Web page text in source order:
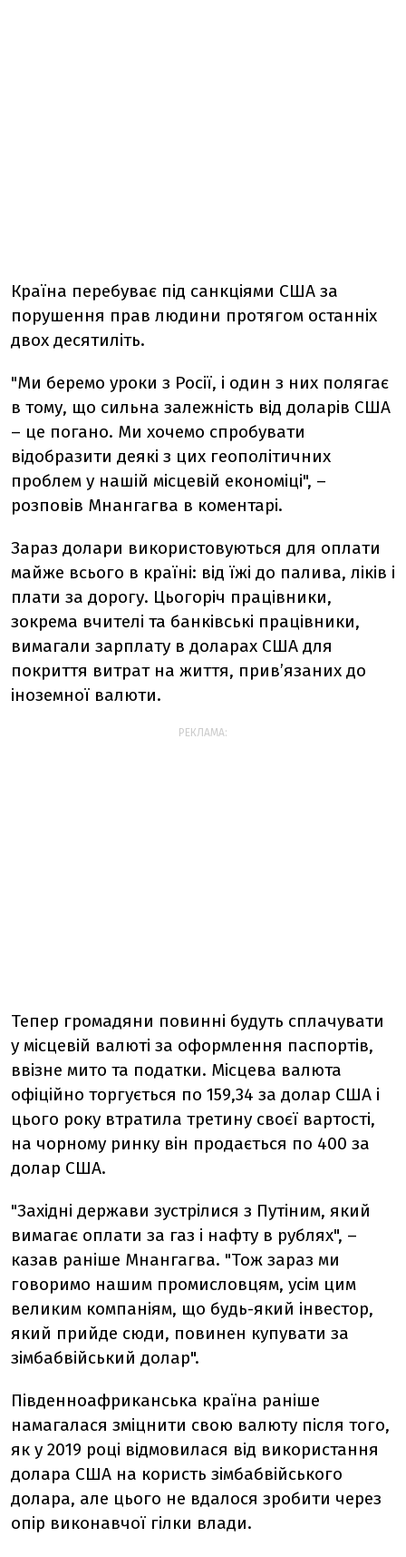
Країна перебуває під санкціями США за
порушення прав людини протягом останніх
двох десятиліть.
"Ми беремо уроки з Росії, і один з них полягає
в тому, що сильна залежність від доларів США
– це погано. Ми хочемо спробувати
відобразити деякі з цих геополітичних
проблем у нашій місцевій економіці", –
розповів Мнангагва в коментарі.
Зараз долари використовуються для оплати
майже всього в країні: від їжі до палива, ліків і
плати за дорогу. Цьогоріч працівники,
зокрема вчителі та банківські працівники,
вимагали зарплату в доларах США для
покриття витрат на життя, прив’язаних до
іноземної валюти.
РЕКЛАМА:
Тепер громадяни повинні будуть сплачувати
у місцевій валюті за оформлення паспортів,
ввізне мито та податки. Місцева валюта
офіційно торгується по 159,34 за долар США і
цього року втратила третину своєї вартості,
на чорному ринку він продається по 400 за
долар США.
"Західні держави зустрілися з Путіним, який
вимагає оплати за газ і нафту в рублях", –
казав раніше Мнангагва. "Тож зараз ми
говоримо нашим промисловцям, усім цим
великим компаніям, що будь-який інвестор,
який прийде сюди, повинен купувати за
зімбабвійський долар".
Південноафриканська країна раніше
намагалася зміцнити свою валюту після того,
як у 2019 році відмовилася від використання
долара США на користь зімбабвійського
долара, але цього не вдалося зробити через
опір виконавчої гілки влади.